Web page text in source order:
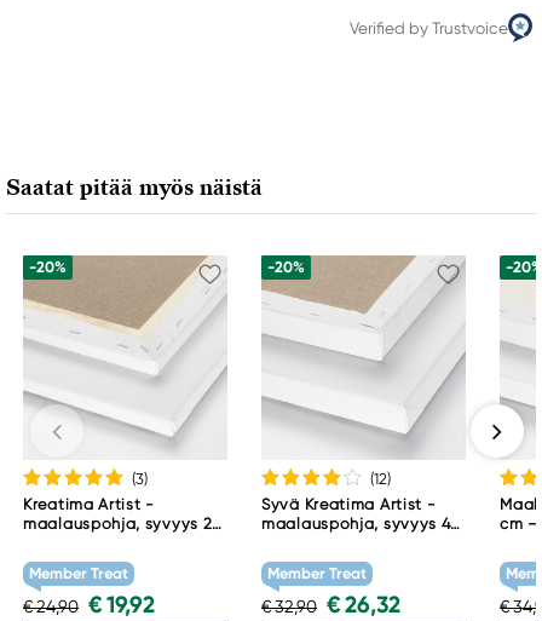
Verified by Trustvoice
Saatat pitää myös näistä
-20%
(3)
Kreatima Artist -
maalauspohja, syvyys 2
g/m²
Member Treat
€ 24,90 € 19,92
-20%
(12)
Syvä Kreatima Artist -
maalauspohja, syvyys 4
g/m²
Member Treat
€ 32,90 € 26,32
-
cm –
€